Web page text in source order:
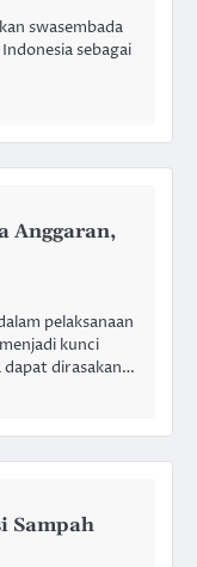
swasembada
sebagai
Anggaran,
pelaksanaan
kunci
dirasakan…
Sampah